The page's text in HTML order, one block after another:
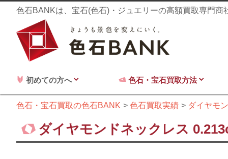
色石BANKは、宝石(色石)・ジュエリーの高額買取専門
初めての方へ 色石・宝石買取方法
色石・宝石買取の色石BANK 色石買取実績 ダイヤモ
ダイヤモンドネックレス